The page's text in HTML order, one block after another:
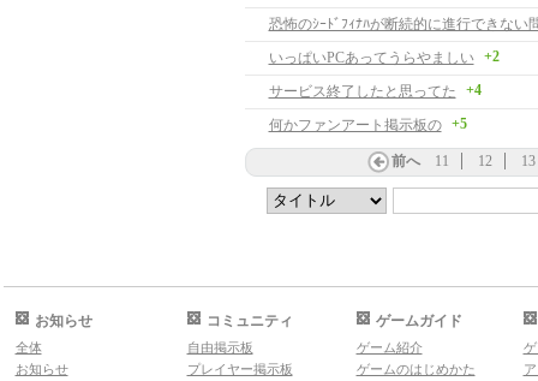
恐怖のｼｰﾄﾞﾌｨﾅﾊが断続的に進行できない
いっぱいPCあってうらやましい
+2
サービス終了したと思ってた +4
何かファンアート掲示板の +5
前へ 11 12 13
お知らせ
全体
お知らせ
コミュニティ
自由掲示板
プレイヤー掲示板
ゲームガイド
ゲーム紹介
ゲームのはじめかた